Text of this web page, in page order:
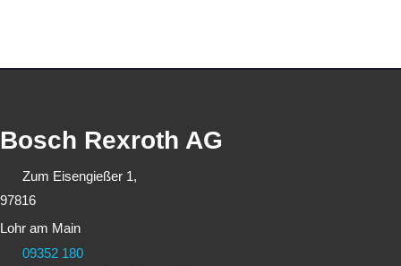
Bosch Rexroth AG
Zum Eisengießer 1,
97816
Lohr am Main
09352 180